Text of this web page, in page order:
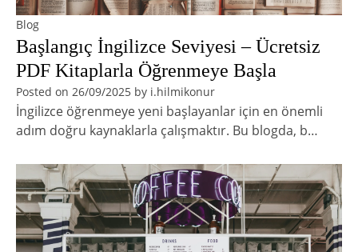
Blog
Başlangıç İngilizce Seviyesi – Ücretsiz
PDF Kitaplarla Öğrenmeye Başla
Posted on 26/09/2025 by i.hilmikonur
İngilizce öğrenmeye yeni başlayanlar için en önemli
adım doğru kaynaklarla çalışmaktır. Bu blogda, b…